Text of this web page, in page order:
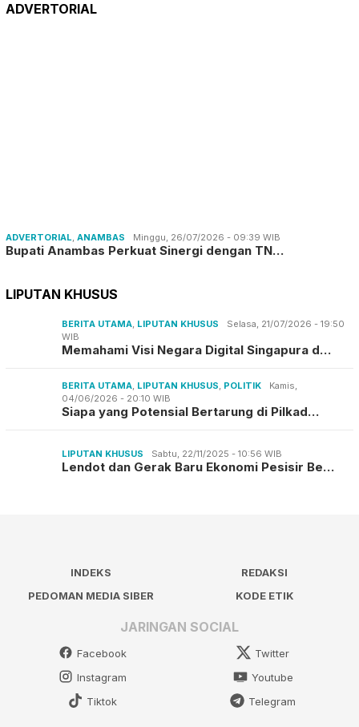
ADVERTORIAL
ADVERTORIAL, ANAMBAS Minggu, 26/07/2026 - 09:39 WIB
Bupati Anambas Perkuat Sinergi dengan TN…
LIPUTAN KHUSUS
BERITA UTAMA, LIPUTAN KHUSUS
Selasa, 21/07/2026 - 19:50
WIB
Memahami Visi Negara Digital Singapura d…
BERITA UTAMA, LIPUTAN KHUSUS, POLITIK
Kamis,
04/06/2026 - 20:10 WIB
Siapa yang Potensial Bertarung di Pilkad…
LIPUTAN KHUSUS Sabtu, 22/11/2025 - 10:56 WIB
Lendot dan Gerak Baru Ekonomi Pesisir Be…
INDEKS
REDAKSI
PEDOMAN MEDIA SIBER
KODE ETIK
JARINGAN SOCIAL
Facebook
Twitter
Instagram
Youtube
Tiktok
Telegram